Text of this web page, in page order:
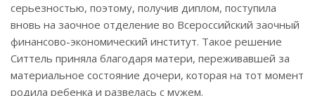
серьезностью, поэтому, получив диплом, поступила
вновь на заочное отделение во Всероссийский заочный
финансово-экономический институт. Такое решение
Ситтель приняла благодаря матери, переживавшей за
материальное состояние дочери, которая на тот момент
родила ребенка и развелась с мужем.